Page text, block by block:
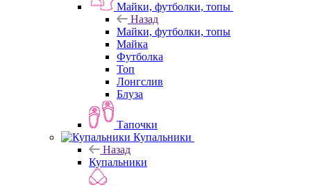
Майки, футболки, топы
Назад
Майки, футболки, топы
Майка
Футболка
Топ
Лонгслив
Блуза
Тапочки
Купальники
Назад
Купальники